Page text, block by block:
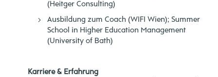
(Heitger Consulting)
Ausbildung zum Coach (WIFI Wien); Summer
School in Higher Education Management
(University of Bath)
Karriere & Erfahrung